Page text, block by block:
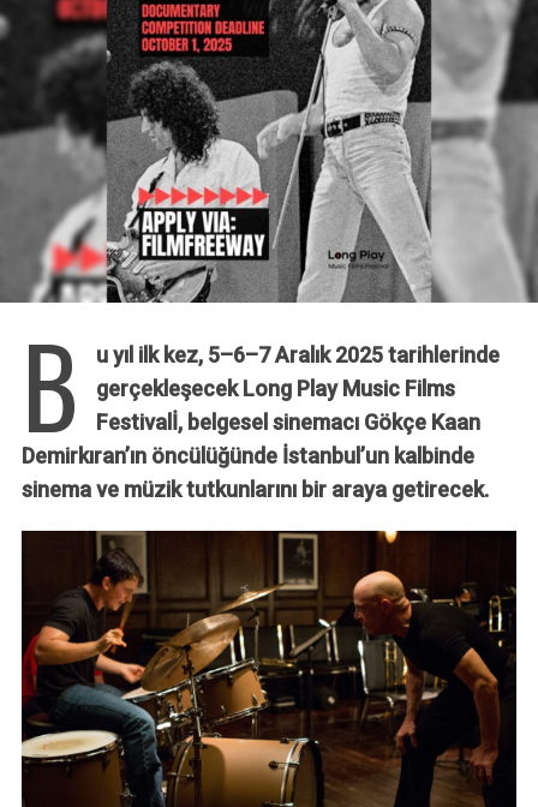
B
u yıl ilk kez, 5–6–7 Aralık 2025 tarihlerinde
gerçekleşecek Long Play Music Films
Festivalİ, belgesel sinemacı Gökçe Kaan
Demirkıran’ın öncülüğünde İstanbul’un kalbinde
sinema ve müzik tutkunlarını bir araya getirecek.